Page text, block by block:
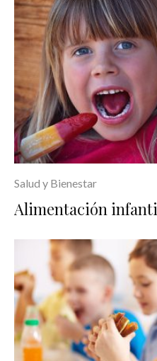
Salud y Bienestar
Alimentación